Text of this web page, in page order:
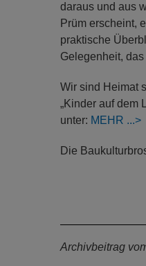
daraus und aus
Prüm erscheint,
praktische
Gelegenheit,
Wir sind Heimat
„Kinder auf dem
unter: MEHR
Die
Archivbeitrag